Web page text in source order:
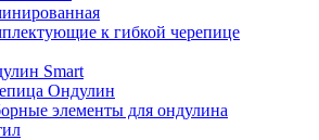
к гибкой черепице
Smart
Ондулин
элементы для ондулина